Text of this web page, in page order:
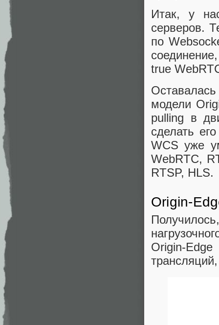
Итак, у
серверов.
по
true
модели
pulling в
сделать
WCS уже
WebRTC,
RTSP, HLS.
Origin-
Origin-